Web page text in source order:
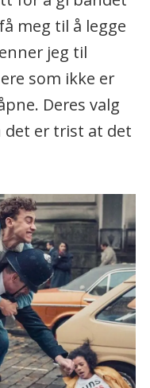
meg til å legge
jeg til
som ikke er
Deres valg
er trist at det